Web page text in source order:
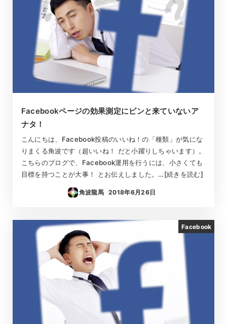
Facebookページの効果測定にピンと来ていないア
ナタ！
こんにちは、Facebook投稿のいいね！の「種類」が気にな
りまくる角波です（超いいね！ だと小躍りしちゃいます）。
こちらのブログで、Facebook運用を行うには、小さくても
目標を持つことが大事！ とお伝えしました。…[続きを読む]
角波龍馬
投稿日
2018年6月26日
Facebook